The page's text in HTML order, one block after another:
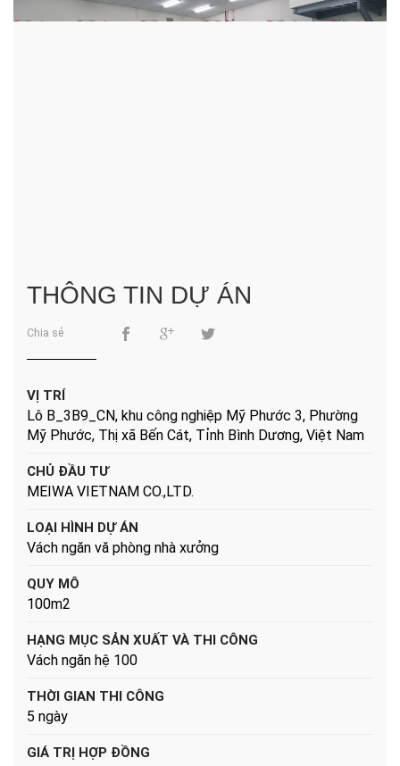
THÔNG TIN DỰ ÁN
Chia sẻ
VỊ TRÍ
Lô B_3B9_CN, khu công nghiệp Mỹ Phước 3, Phường
Mỹ Phước, Thị xã Bến Cát, Tỉnh Bình Dương, Việt Nam
CHỦ ĐẦU TƯ
MEIWA VIETNAM CO.,LTD.
LOẠI HÌNH DỰ ÁN
Vách ngăn vă phòng nhà xưởng
QUY MÔ
100m2
HẠNG MỤC SẢN XUẤT VÀ THI CÔNG
Vách ngăn hệ 100
THỜI GIAN THI CÔNG
5 ngày
GIÁ TRỊ HỢP ĐỒNG